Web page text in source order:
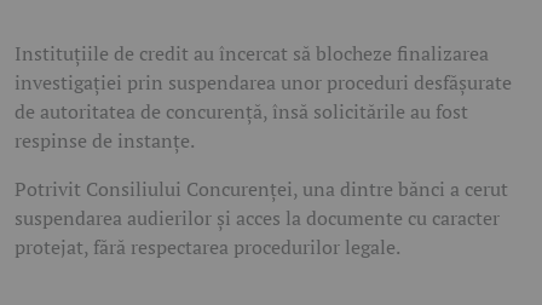
Instituțiile de credit au încercat să blocheze finalizarea
investigației prin suspendarea unor proceduri desfășurate
de autoritatea de concurență, însă solicitările au fost
respinse de instanțe.
Potrivit Consiliului Concurenței, una dintre bănci a cerut
suspendarea audierilor și acces la documente cu caracter
protejat, fără respectarea procedurilor legale.